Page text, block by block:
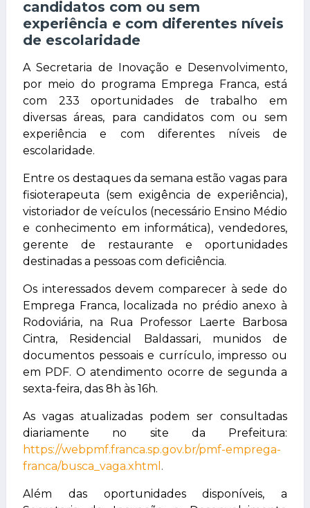
candidatos com ou sem
experiência e com diferentes níveis
de escolaridade
A Secretaria de Inovação e Desenvolvimento,
por meio do programa Emprega Franca, está
com 233 oportunidades de trabalho em
diversas áreas, para candidatos com ou sem
experiência e com diferentes níveis de
escolaridade.
Entre os destaques da semana estão vagas para
fisioterapeuta (sem exigência de experiência),
vistoriador de veículos (necessário Ensino Médio
e conhecimento em informática), vendedores,
gerente de restaurante e oportunidades
destinadas a pessoas com deficiência.
Os interessados devem comparecer à sede do
Emprega Franca, localizada no prédio anexo à
Rodoviária, na Rua Professor Laerte Barbosa
Cintra, Residencial Baldassari, munidos de
documentos pessoais e currículo, impresso ou
em PDF. O atendimento ocorre de segunda a
sexta-feira, das 8h às 16h.
As vagas atualizadas podem ser consultadas
diariamente no site da Prefeitura:
https://webpmf.franca.sp.gov.br/pmf-emprega-
franca/busca_vaga.xhtml .
Além das oportunidades disponíveis, a